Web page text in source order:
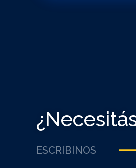
ESCRIBINOS